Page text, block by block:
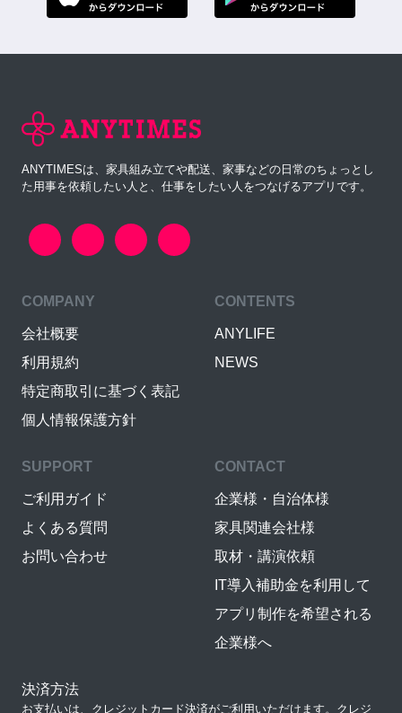
ANYTIMESは、家具組み立てや配送、家事などの日常のちょっとし
た用事を依頼したい人と、仕事をしたい人をつなげるアプリです。
COMPANY
会社概要
利用規約
特定商取引に基づく表記
個人情報保護方針
CONTENTS
ANYLIFE
NEWS
SUPPORT
ご利用ガイド
よくある質問
お問い合わせ
CONTACT
企業様・自治体様
家具関連会社様
取材・講演依頼
IT導入補助金を利用して
アプリ制作を希望される
企業様へ
決済方法
お支払いは、クレジットカード決済がご利用いただけます。クレジ